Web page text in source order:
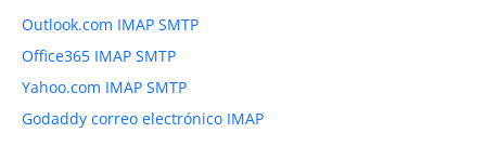
Outlook.com IMAP SMTP
Office365 IMAP SMTP
Yahoo.com IMAP SMTP
Godaddy correo electrónico IMAP